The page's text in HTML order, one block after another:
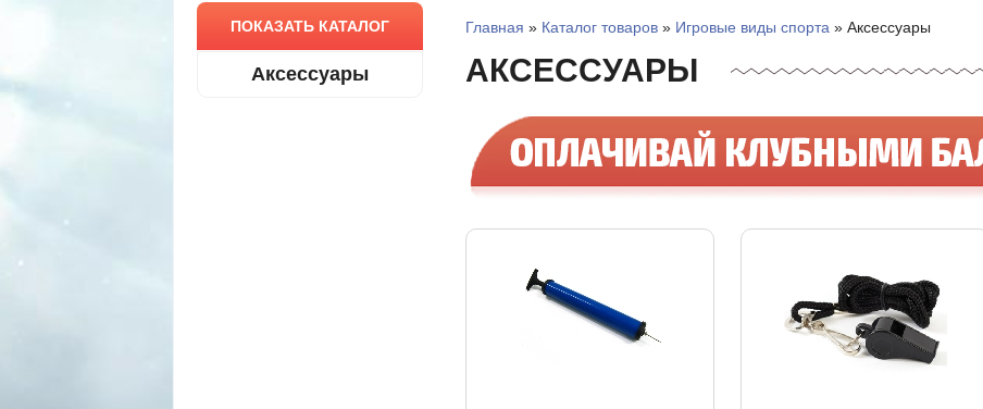
ПОКАЗАТЬ КАТАЛОГ
Аксессуары
Главная » Каталог товаров» Игровые виды спорта » Аксессуары
АКСЕССУАРЫ